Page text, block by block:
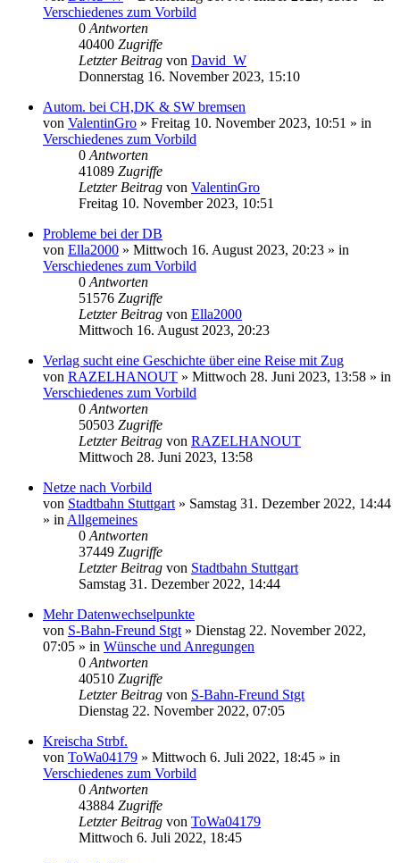
Verschiedenes zum Vorbild
0 Antworten
40400 Zugriffe
Letzter Beitrag von David_W
Donnerstag 16. November 2023, 15:10
Autom. bei CH,DK & SW bremsen
von ValentinGro » Freitag 10. November 2023, 10:51 » in
Verschiedenes zum Vorbild
0 Antworten
41089 Zugriffe
Letzter Beitrag von ValentinGro
Freitag 10. November 2023, 10:51
Probleme bei der DB
von Ella2000 » Mittwoch 16. August 2023, 20:23 » in
Verschiedenes zum Vorbild
0 Antworten
51576 Zugriffe
Letzter Beitrag von Ella2000
Mittwoch 16. August 2023, 20:23
Verlag sucht eine Geschichte über eine Reise mit Zug
von RAZELHANOUT » Mittwoch 28. Juni 2023, 13:58 » in
Verschiedenes zum Vorbild
0 Antworten
50503 Zugriffe
Letzter Beitrag von RAZELHANOUT
Mittwoch 28. Juni 2023, 13:58
Netze nach Vorbild
von Stadtbahn Stuttgart » Samstag 31. Dezember 2022, 14:44
» in Allgemeines
0 Antworten
37449 Zugriffe
Letzter Beitrag von Stadtbahn Stuttgart
Samstag 31. Dezember 2022, 14:44
Mehr Datenwechselpunkte
von S-Bahn-Freund Stgt » Dienstag 22. November 2022,
07:05 » in Wünsche und Anregungen
0 Antworten
40510 Zugriffe
Letzter Beitrag von S-Bahn-Freund Stgt
Dienstag 22. November 2022, 07:05
Kreischa Strbf.
von ToWa04179 » Mittwoch 6. Juli 2022, 18:45 » in
Verschiedenes zum Vorbild
0 Antworten
43884 Zugriffe
Letzter Beitrag von ToWa04179
Mittwoch 6. Juli 2022, 18:45